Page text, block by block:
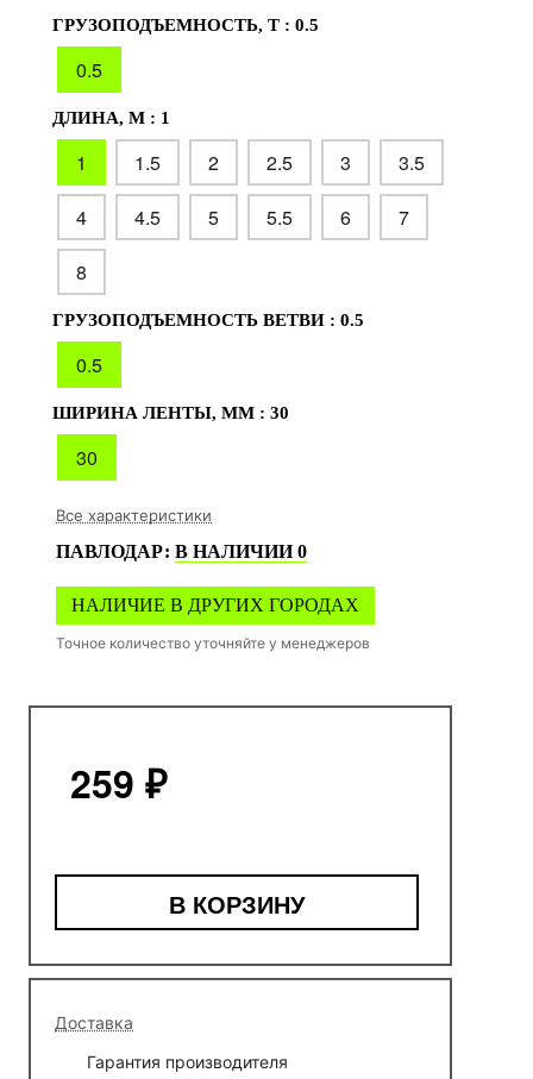
ГРУЗОПОДЪЕМНОСТЬ, Т : 0.5
0.5
ДЛИНА, М : 1
1 1.5 2 2.5 3
3.5
4
4.5 5 5.5 6
7
8
ГРУЗОПОДЪЕМНОСТЬ ВЕТВИ : 0.5
0.5
ШИРИНА ЛЕНТЫ, ММ : 30
30
Все характеристики
ПАВЛОДАР: В НАЛИЧИИ0
НАЛИЧИЕ В ДРУГИХ ГОРОДАХ
Точное количество уточняйте у менеджеров
259 ₽
В КОРЗИНУ
Доставка
Гарантия производителя